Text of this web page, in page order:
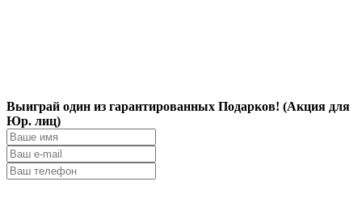
Выиграй один из гарантированных Подарков! (Акция для
Юр. лиц)